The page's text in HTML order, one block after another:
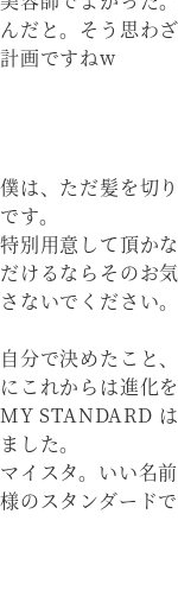
んだと。そう思わ
計画ですねw
僕は、ただ髪を切
です。
特別用意して頂か
だけるならそのお
さないでください。
自分で決めたこと
にこれからは進化を
MY STANDARD
ました。
マイスタ。いい名
様のスタンダードで